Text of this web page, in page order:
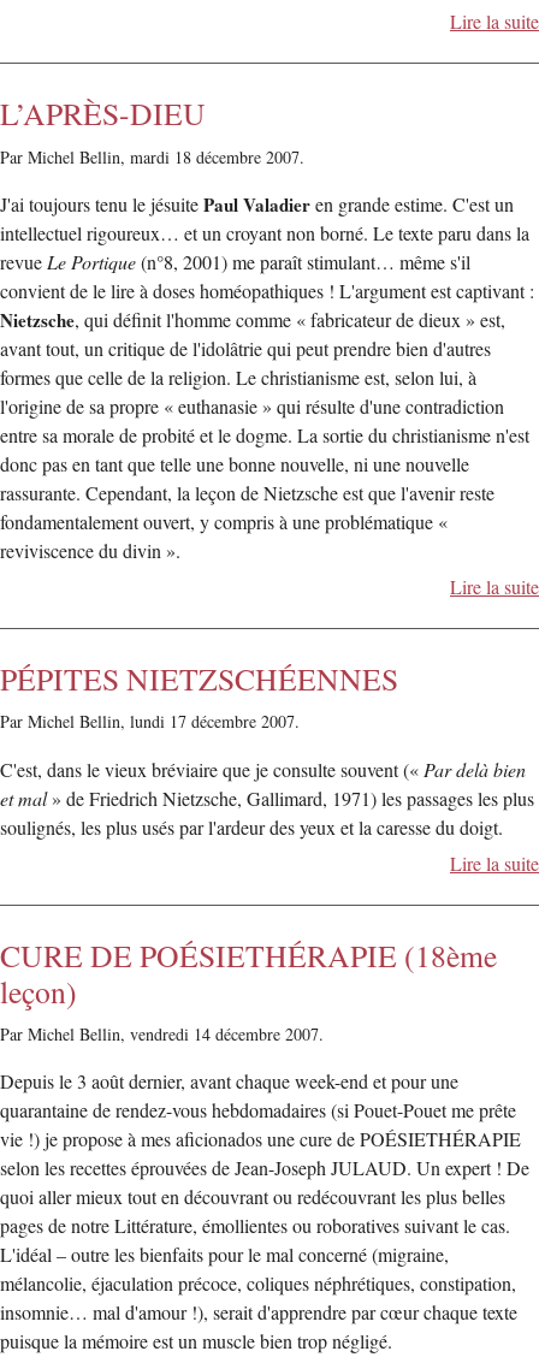
Lire la suite
L’APRÈS-DIEU
Par Michel Bellin, mardi 18 décembre 2007.
J'ai toujours tenu le jésuitePaul Valadieren grande estime. C'est un
intellectuel rigoureux… et un croyant non borné. Le texte paru dans la
revue Le Portique(n°8, 2001) me paraît stimulant… même s'il
convient de le lire à doses homéopathiques ! L'argument est captivant :
Nietzsche, qui définit l'homme comme « fabricateur de dieux » est,
avant tout, un critique de l'idolâtrie qui peut prendre bien d'autres
formes que celle de la religion. Le christianisme est, selon lui, à
l'origine de sa propre « euthanasie » qui résulte d'une contradiction
entre sa morale de probité et le dogme. La sortie du christianisme n'est
donc pas en tant que telle une bonne nouvelle, ni une nouvelle
rassurante. Cependant, la leçon de Nietzsche est que l'avenir reste
fondamentalement ouvert, y compris à une problématique «
reviviscence du divin ».
Lire la suite
PÉPITES NIETZSCHÉENNES
Par Michel Bellin, lundi 17 décembre 2007.
C'est, dans le vieux bréviaire que je consulte souvent (« Par delà bien
et mal» de Friedrich Nietzsche, Gallimard, 1971) les passages les plus
soulignés, les plus usés par l'ardeur des yeux et la caresse du doigt.
Lire la suite
CURE DE POÉSIETHÉRAPIE (18ème
leçon)
Par Michel Bellin, vendredi 14 décembre 2007.
Depuis le 3 août dernier, avant chaque week-end et pour une
quarantaine de rendez-vous hebdomadaires (si Pouet-Pouet me prête
vie !) je propose à mes aficionados une cure de POÉSIETHÉRAPIE
selon les recettes éprouvées de Jean-Joseph JULAUD. Un expert ! De
quoi aller mieux tout en découvrant ou redécouvrant les plus belles
pages de notre Littérature, émollientes ou roboratives suivant le cas.
L'idéal – outre les bienfaits pour le mal concerné (migraine,
mélancolie, éjaculation précoce, coliques néphrétiques, constipation,
insomnie… mal d'amour !), serait d'apprendre par cœur chaque texte
puisque la mémoire est un muscle bien trop négligé.